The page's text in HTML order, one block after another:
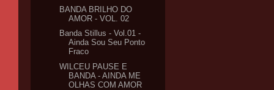
BANDA BRILHO DO
AMOR - VOL. 02
Banda Stillus - Vol.01 -
Ainda Sou Seu Ponto
Fraco
WILCEU PAUSE E
BANDA - AINDA ME
OLHAS COM AMOR